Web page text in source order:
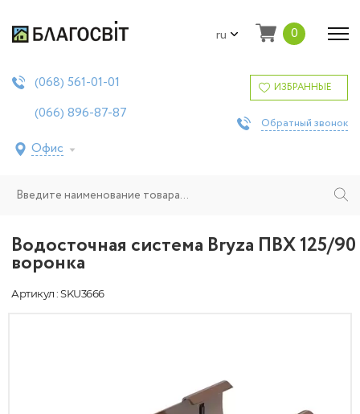
ru 0
(068) 561-01-01
(066) 896-87-87
Офис
ИЗБРАННЫЕ
Обратный звонок
Водосточная система Bryza ПВХ 125/90
воронка
Артикул : SKU3666